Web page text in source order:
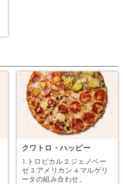
クワトロ・ハッピー
1.トロピカル 2.ジェノベー
ゼ 3.アメリカン 4.マルゲリ
ータの組み合わせ。